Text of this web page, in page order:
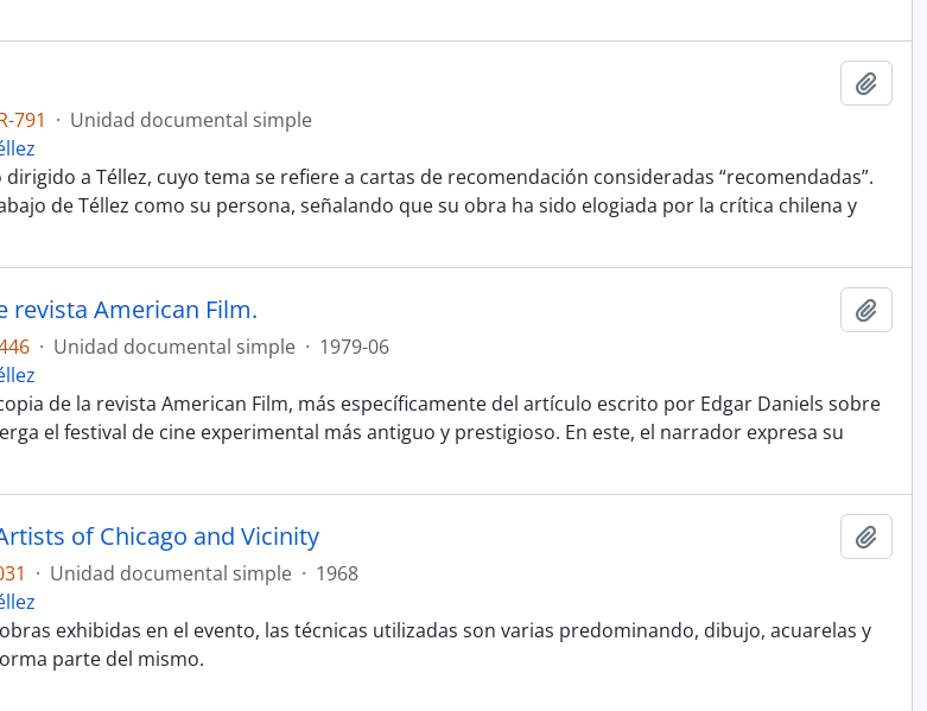
791 · Unidad documental simple
a Téllez, cuyo tema se refiere a cartas de recomendación consideradas “recomendadas”.
de Téllez como su persona, señalando que su obra ha sido elogiada por la crítica chilena y
revista American Film.
· Unidad documental simple · 1979-06
de la revista American Film, más específicamente del artículo escrito por Edgar Daniels sobre
el festival de cine experimental más antiguo y prestigioso. En este, el narrador expresa su
of Chicago and Vicinity
· Unidad documental simple · 1968
exhibidas en el evento, las técnicas utilizadas son varias predominando, dibujo, acuarelas y
parte del mismo.